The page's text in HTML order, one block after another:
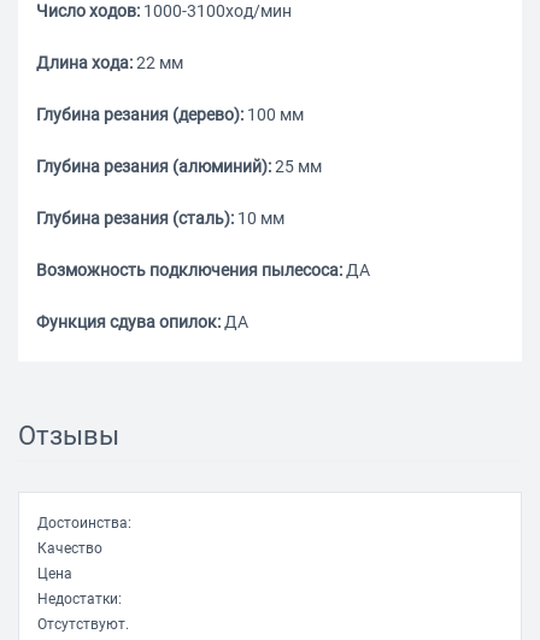
Число ходов: 1000-3100ход/мин
Длина хода:22 мм
Глубина резания (дерево): 100 мм
Глубина резания (алюминий):25 мм
Глубина резания (сталь): 10 мм
Возможность подключения пылесоса:ДА
Функция сдува опилок:ДА
Длина сетевого кабеля:
Комплект поставки:
Защитное стекло; Шестигранный ключ
Регулировка хода колебаний:
Отзывы
Достоинства:
Качество
Цена
Недостатки:
Отсутствуют.